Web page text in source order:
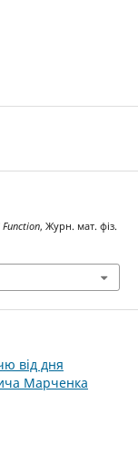
Function, Журн. мат. фіз.
від дня
Марченка